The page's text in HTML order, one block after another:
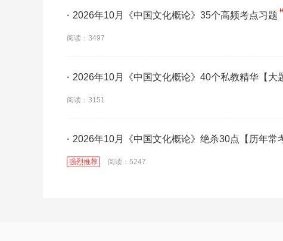
· 2026年10月《中国文化概论》35个高频考点习题
阅读：3497
· 2026年10月《中国文化概论》40个私教精华【大
阅读：3151
· 2026年10月《中国文化概论》绝杀30点【历年常
强烈推荐 阅读：5247